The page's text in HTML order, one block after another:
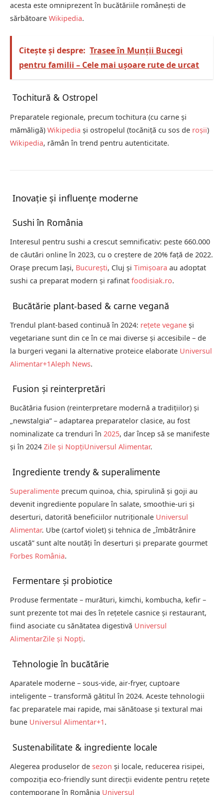
acesta este omniprezent în bucătăriile românești de
sărbătoare Wikipedia.
Citește și despre: Trasee în Munții Bucegi
pentru familii – Cele mai ușoare rute de urcat
Tochitură & Ostropel
Preparatele regionale, precum tochitura (cu carne și
mămăligă) Wikipedia și ostropelul (tocăniță cu sos de roșii)
Wikipedia, rămân în trend pentru autenticitate.
Inovație și influențe moderne
Sushi în România
Interesul pentru sushi a crescut semnificativ: peste 660.000
de căutări online în 2023, cu o creștere de 20% față de 2022.
Orașe precum Iași, București, Cluj și Timișoara au adoptat
sushi ca preparat modern și rafinat foodisiak.ro.
Bucătărie plant-based & carne vegană
Trendul plant-based continuă în 2024: rețete vegane și
vegetariane sunt din ce în ce mai diverse și accesibile – de
la burgeri vegani la alternative proteice elaborate Universul
Alimentar+1Aleph News.
Fusion și reinterpretări
Bucătăria fusion (reinterpretare modernă a tradițiilor) și
„newstalgia” – adaptarea preparatelor clasice, au fost
nominalizate ca trenduri în 2025, dar încep să se manifeste
și în 2024 Zile și NopțiUniversul Alimentar.
Ingrediente trendy & superalimente
Superalimente precum quinoa, chia, spirulină și goji au
devenit ingrediente populare în salate, smoothie-uri și
deserturi, datorită beneficiilor nutriționale Universul
Alimentar. Ube (cartof violet) și tehnica de „îmbătrânire
uscată” sunt alte noutăți în deserturi și preparate gour­met
Forbes România.
Fermentare și probiotice
Produse fermentate – murături, kimchi, kombucha, kefir –
sunt prezente tot mai des în rețetele casnice și restaurant,
fiind asociate cu sănătatea digestivă Universul
AlimentarZile și Nopți.
Tehnologie în bucătărie
Aparatele moderne – sous-vide, air-fryer, cuptoare
inteligente – transformă gătitul în 2024. Aceste tehnologii
fac preparatele mai rapide, mai sănătoase și textural mai
bune Universul Alimentar+1 .
Sustena­bilitate & ingrediente locale
Alegerea produselor de sezon și locale, reducerea risipei,
compoziția eco-friendly sunt direcții evidente pentru rețete
contemporane în România Universul